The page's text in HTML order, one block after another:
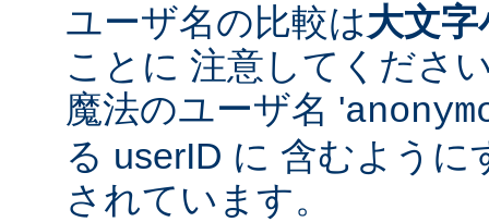
ユーザ名の比較は大文
ことに 注意してくださ
魔法のユーザ名 '
る userID に 含むよう
されています。